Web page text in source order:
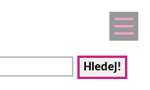
Hledej!